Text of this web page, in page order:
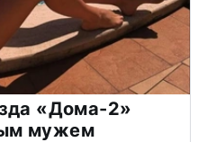
«Дома-2»
мужем